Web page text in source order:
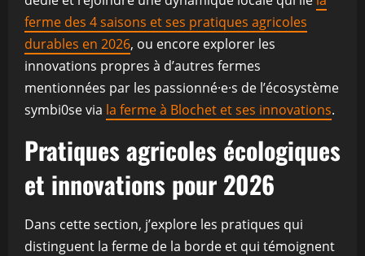
ferme des 4 saisons et ses pratiques agricoles
durables en 2026, ou encore explorer les
innovations propres à d’autres fermes
mentionnées par les passionné·e·s de l’écosystème
symbi0se via la ferme à Blochet et ses innovations.
Pratiques agricoles écologiques
et innovations pour 2026
Dans cette section, j’explore les pratiques qui
distinguent la ferme de la borde et qui témoignent